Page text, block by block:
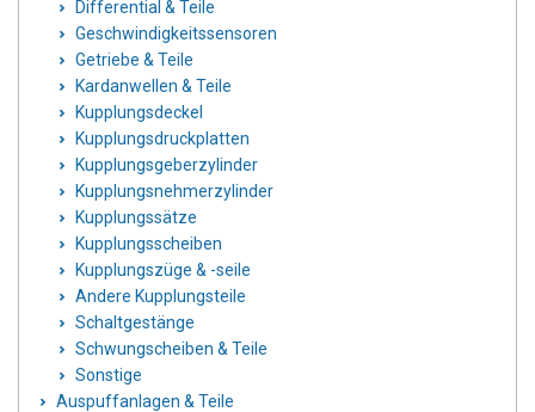
Differential & Teile
Geschwindigkeitssensoren
Getriebe & Teile
Kardanwellen & Teile
Kupplungsdeckel
Kupplungsdruckplatten
Kupplungsgeberzylinder
Kupplungsnehmerzylinder
Kupplungssätze
Kupplungsscheiben
Kupplungszüge & -seile
Andere Kupplungsteile
Schaltgestänge
Schwungscheiben & Teile
Sonstige
Auspuffanlagen & Teile